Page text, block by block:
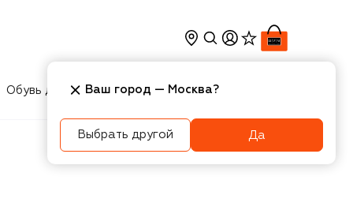
Обувь для мальчиков Игрушки Аксесcуары
Ваш город — Москва?
Выбрать другой Да